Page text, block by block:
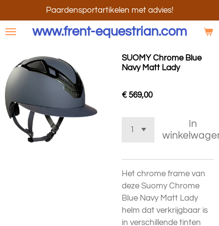
direct
naar
hoofdinhoud
www.frent-equestrian.com
Paardensportartikelen met advies!
SUOMY Chrome Blue
Navy Matt Lady
€ 569,00
In
Het chrome frame van
deze Suomy Chrome
Blue Navy Matt Lady
helm dat verkrijgbaar is
in verschillende tinten